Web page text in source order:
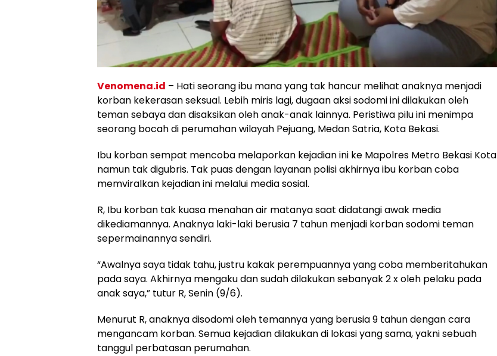
Venomena.id – Hati seorang ibu mana yang tak hancur melihat anaknya menjadi
korban kekerasan seksual. Lebih miris lagi, dugaan aksi sodomi ini dilakukan oleh
teman sebaya dan disaksikan oleh anak-anak lainnya. Peristiwa pilu ini menimpa
seorang bocah di perumahan wilayah Pejuang, Medan Satria, Kota Bekasi.
Ibu korban sempat mencoba melaporkan kejadian ini ke Mapolres Metro Bekasi Kota
namun tak digubris. Tak puas dengan layanan polisi akhirnya ibu korban coba
memviralkan kejadian ini melalui media sosial.
R, Ibu korban tak kuasa menahan air matanya saat didatangi awak media
dikediamannya. Anaknya laki-laki berusia 7 tahun menjadi korban sodomi teman
sepermainannya sendiri.
“Awalnya saya tidak tahu, justru kakak perempuannya yang coba memberitahukan
pada saya. Akhirnya mengaku dan sudah dilakukan sebanyak 2 x oleh pelaku pada
anak saya,” tutur R, Senin (9/6).
Menurut R, anaknya disodomi oleh temannya yang berusia 9 tahun dengan cara
mengancam korban. Semua kejadian dilakukan di lokasi yang sama, yakni sebuah
tanggul perbatasan perumahan.